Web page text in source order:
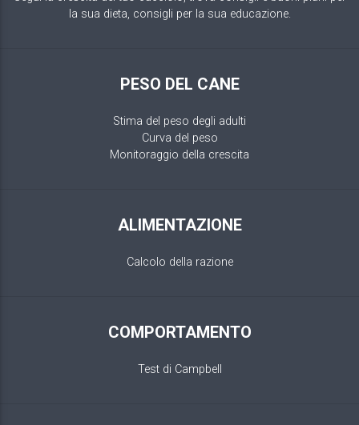
la sua dieta, consigli per la sua educazione.
PESO DEL CANE
Stima del peso degli adulti
Curva del peso
Monitoraggio della crescita
ALIMENTAZIONE
Calcolo della razione
COMPORTAMENTO
Test di Campbell